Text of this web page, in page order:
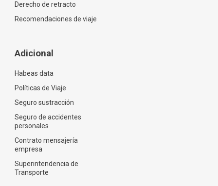
Derecho de retracto
Recomendaciones de viaje
Adicional
Habeas data
Políticas de Viaje
Seguro sustracción
Seguro de accidentes
personales
Contrato mensajería
empresa
Superintendencia de
Transporte